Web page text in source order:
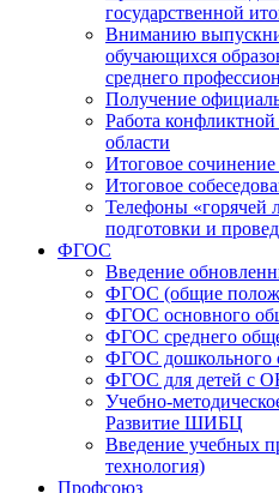
государственной
Вниманию
обучающихся
среднего
Получение
Работа
области
Итоговое
Итоговое
Телефоны «горячей
подготовки и
ФГОС
Введение
ФГОС (общие
ФГОС основного
ФГОС среднего
ФГОС дошкольного
ФГОС для детей с
Учебно-
Развитие ШИБЦ
Введение учебных
технология)
Профсоюз